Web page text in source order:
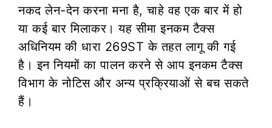
नकद लेन-देन करना मना है, चाहे वह एक बार में हो
या कई बार मिलाकर। यह सीमा इनकम टैक्स
अधिनियम की धारा 269ST के तहत लागू की गई
है। इन नियमों का पालन करने से आप इनकम टैक्स
विभाग के नोटिस और अन्य प्रक्रियाओं से बच सकते
हैं।